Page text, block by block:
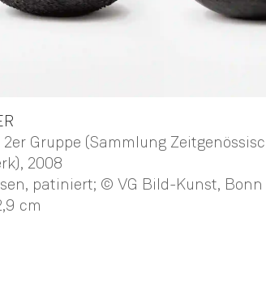
Gruppe (Sammlung
, 2008
patiniert; © VG Bild-Kunst, Bonn
cm